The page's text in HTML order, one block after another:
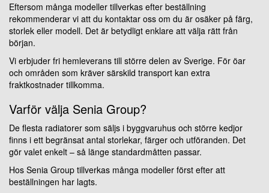
Eftersom många modeller tillverkas efter beställning
rekommenderar vi att du kontaktar oss om du är osäker på färg,
storlek eller modell. Det är betydligt enklare att välja rätt från
början.
Vi erbjuder fri hemleverans till större delen av Sverige. För öar
och områden som kräver särskild transport kan extra
fraktkostnader tillkomma.
Varför välja Senia Group?
De flesta radiatorer som säljs i byggvaruhus och större kedjor
finns i ett begränsat antal storlekar, färger och utföranden. Det
gör valet enkelt – så länge standardmåtten passar.
Hos Senia Group tillverkas många modeller först efter att
beställningen har lagts.